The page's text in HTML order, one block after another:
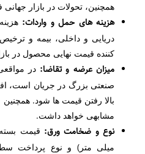
همچنین، تحولات در بازار
هزینه ‌های حمل و واردات:
دریایی و داخلی، بیمه و
‌کننده قیمت نهایی محصول در
میزان عرضه و تقاضا:در
صنعتی بزرگ در جریان است،
بالا رفتن قیمت‌ ها شود. همچنین
مشابهی خواهد داشت.
نوع و ضخامت ورق:
میلی‌ متر) و نوع پرداخت